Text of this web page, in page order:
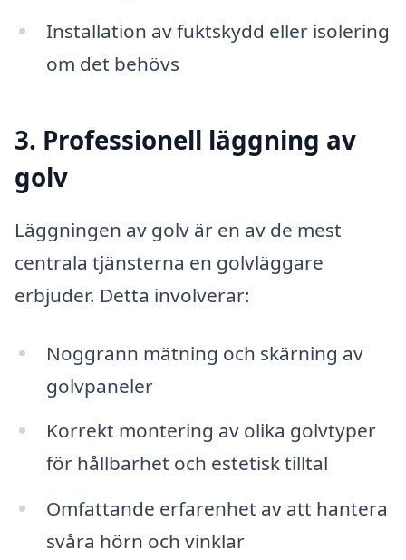
Installation av fuktskydd eller isolering
om det behövs
3. Professionell läggning av
golv
Läggningen av golv är en av de mest
centrala tjänsterna en golvläggare
erbjuder. Detta involverar:
Noggrann mätning och skärning av
golvpaneler
Korrekt montering av olika golvtyper
för hållbarhet och estetisk tilltal
Omfattande erfarenhet av att hantera
svåra hörn och vinklar